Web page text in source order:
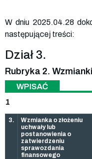
W dniu 2025.04.28
następującej treści:
Dział 3.
Rubryka 2.
WPISAĆ
1
3.
Wzmianka o złożeniu
uchwały lub
postanowienia o
zatwierdzeniu
sprawozdania
finansowego